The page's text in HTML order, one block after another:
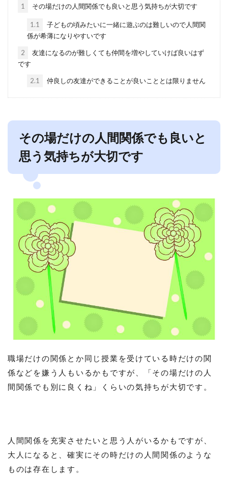
1 その場だけの人間関係でも良いと思う気持ちが大切です
1.1
子どもの頃みたいに一緒に遊ぶのは難しいので人間関
係が希薄になりやすいです
2
友達になるのが難しくても仲間を増やしていけば良いはず
です
2.1 仲良しの友達ができることが良いこととは限りません
その場だけの人間関係でも良いと
思う気持ちが大切です
職場だけの関係とか同じ授業を受けている時だけの関
係などを嫌う人もいるかもですが、「その場だけの人
間関係でも別に良くね」くらいの気持ちが大切です。
人間関係を充実させたいと思う人がいるかもですが、
大人になると、確実にその時だけの人間関係のような
ものは存在します。